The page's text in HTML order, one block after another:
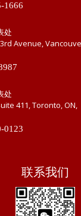
1666
处
Avenue,
处
411, Toronto, ON,
0123
联系我们